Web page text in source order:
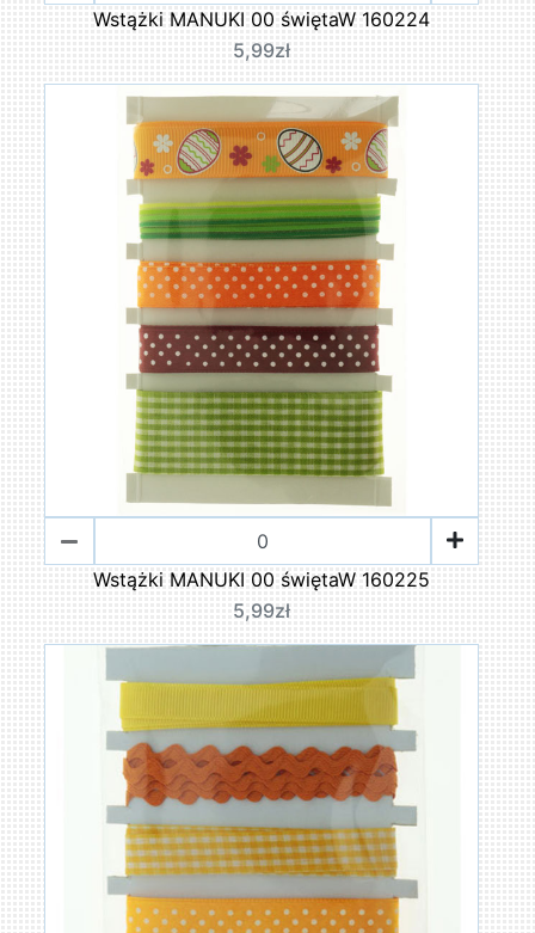
Wstążki MANUKI 00 świętaW 160224
5,99zł
Wstążki MANUKI 00 świętaW 160225
5,99zł